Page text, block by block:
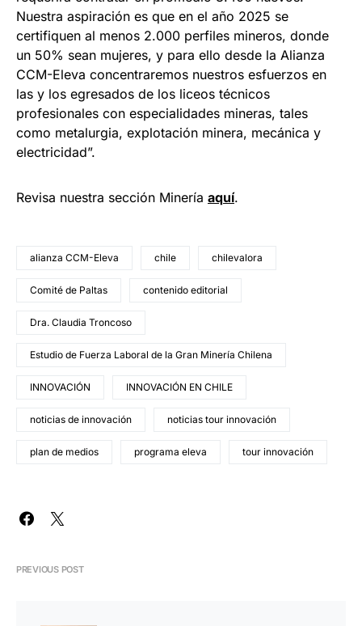
Nuestra aspiración es que en el año 2025 se
certifiquen al menos 2.000 perfiles mineros, donde
un 50% sean mujeres, y para ello desde la Alianza
CCM-Eleva concentraremos nuestros esfuerzos en
las y los egresados de los liceos técnicos
profesionales con especialidades mineras, tales
como metalurgia, explotación minera, mecánica y
electricidad”.
Revisa nuestra sección Minería aquí.
alianza CCM-Eleva chile chilevalora
Comité de Paltas contenido editorial
Dra. Claudia Troncoso
Estudio de Fuerza Laboral de la Gran Minería Chilena
INNOVACIÓN INNOVACIÓN EN CHILE
noticias de innovación noticias tour innovación
plan de medios programa eleva tour innovación
PREVIOUS POST